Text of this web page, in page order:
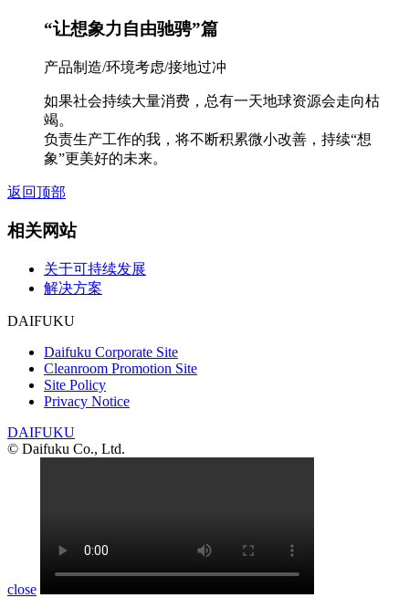
“让想象力自由驰骋”篇
产品制造/环境考虑/接地过冲
如果社会持续大量消费，总有一天地球资源会走向枯
竭。
负责生产工作的我，将不断积累微小改善，持续“想
象”更美好的未来。
返回顶部
相关网站
关于可持续发展
解决方案
DAIFUKU
Daifuku Corporate Site
Cleanroom Promotion Site
Site Policy
Privacy Notice
DAIFUKU
© Daifuku Co., Ltd.
close